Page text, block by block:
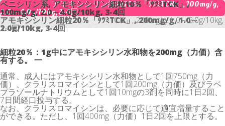
ペニシリン系, アモキシシリン細粒10％「ﾀﾂﾐTCK」, 100mg/g,
2.0～4.0g/10kg, 3-4回
アモキシシリン細粒20％「ﾀﾂﾐTCK」, 200mg/g, 1.0～
2.0g/10kg, 3-4回
細粒20％：1g中にアモキシシリン水和物を200mg（力価）含
有する。 一
通常、成人にはアモキシシリン水和物として1回750mg（力
価）、クラリスロマイシンとして1回200mg（力価）及びラベ
プラゾールナトリウムとして1回10mgの3剤を同時に1日2回、
7日間経口投与する。
なお、クラリスロマイシンは、必要に応じて適宜増量すること
ができる。ただし、1回400mg（力価）1日2回を上限とする。
ペニシリン系, アモキシシリン細粒10％「ﾀﾂﾐTCK」,
100mg/g, 2.0～4.0g/10kg, 3-4回
アモキシシリン細粒20％「ﾀﾂﾐTCK」, 200mg/g, 1.0～2.0g/10kg,
3-4回